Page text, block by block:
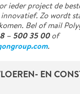
ieder project de
Zo wordt
Bel of mail
– 500 35 00of
.
EN